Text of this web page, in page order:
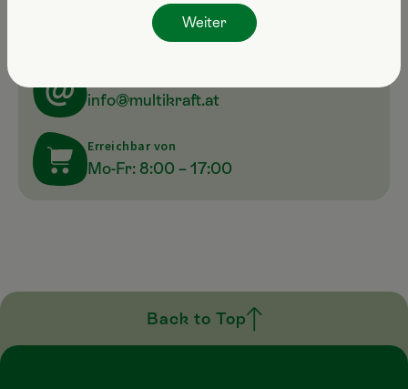
Servicehotline
+43 7247 50 250-100
info@multikraft.at
Erreichbar von
Mo-Fr: 8:00 – 17:00
Back to Top
Weiter